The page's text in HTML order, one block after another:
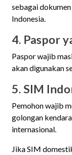
sebagai
Indonesia.
4. Paspor
Paspor wajib
akan digunakan
5. SIM
Pemohon wajib
golongan
internasional.
Jika SIM